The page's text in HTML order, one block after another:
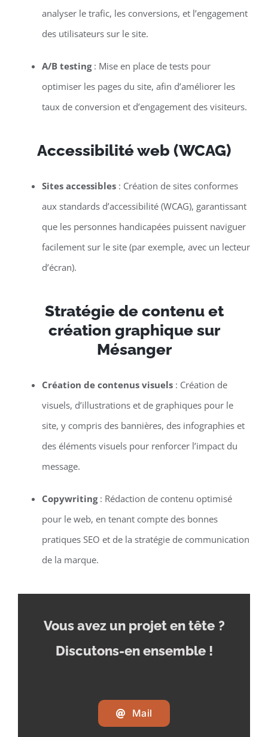
analyser le trafic, les conversions, et l’engagement
des utilisateurs sur le site.
A/B testing: Mise en place de tests pour
optimiser les pages du site, afin d’améliorer les
taux de conversion et d’engagement des visiteurs.
Accessibilité web (WCAG)
Sites accessibles: Création de sites conformes
aux standards d’accessibilité (WCAG), garantissant
que les personnes handicapées puissent naviguer
facilement sur le site (par exemple, avec un lecteur
d’écran).
Stratégie de contenu et
création graphique sur
Mésanger
Création de contenus visuels: Création de
visuels, d’illustrations et de graphiques pour le
site, y compris des bannières, des infographies et
des éléments visuels pour renforcer l’impact du
message.
Copywriting: Rédaction de contenu optimisé
pour le web, en tenant compte des bonnes
pratiques SEO et de la stratégie de communication
de la marque.
Vous avez un projet en tête ?
Discutons-en ensemble !
Mail